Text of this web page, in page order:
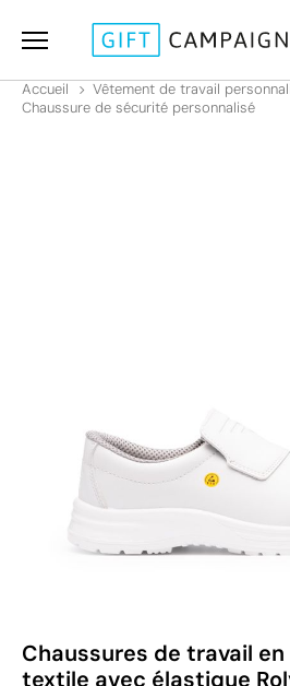
Accueil
Vêtement de travail
Chaussure de sécurité personnalisé
Chaussures de travail
textile avec élastique